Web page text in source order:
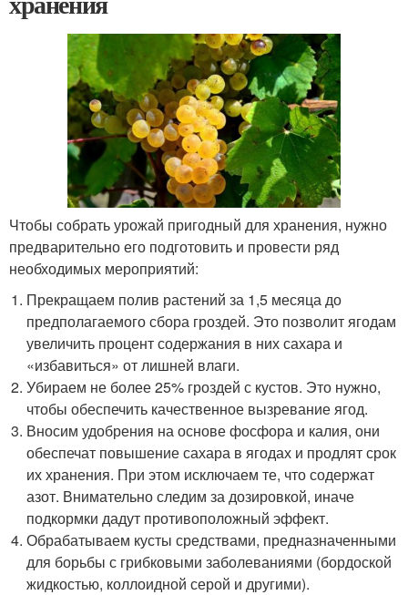
Чтобы собрать урожай пригодный для хранения, нужно
предварительно его подготовить и провести ряд
необходимых мероприятий:
Прекращаем полив растений за 1,5 месяца до
предполагаемого сбора гроздей. Это позволит ягодам
увеличить процент содержания в них сахара и
«избавиться» от лишней влаги.
Убираем не более 25% гроздей с кустов. Это нужно,
чтобы обеспечить качественное вызревание ягод.
Вносим удобрения на основе фосфора и калия, они
обеспечат повышение сахара в ягодах и продлят срок
их хранения. При этом исключаем те, что содержат
азот. Внимательно следим за дозировкой, иначе
подкормки дадут противоположный эффект.
Обрабатываем кусты средствами, предназначенными
для борьбы с грибковыми заболеваниями (бордоской
жидкостью, коллоидной серой и другими).